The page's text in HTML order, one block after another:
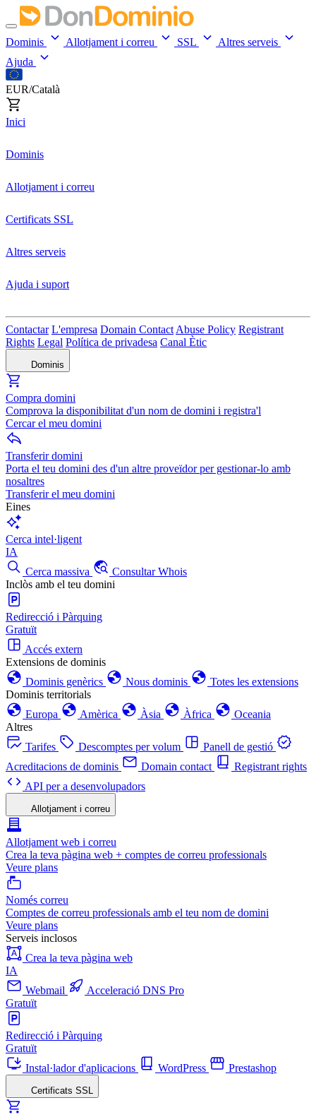
Dominis Allotjament i correu SSL
Altres serveis
Ajuda
EUR/Català
Inici
Dominis
Allotjament i correu
Certificats SSL
Altres serveis
Ajuda i suport
Contactar L'empresa Domain Contact Abuse Policy Registrant
Rights Legal Política de privadesa Canal Ètic
Dominis
Compra domini
Comprova la disponibilitat d'un nom de domini i registra'l
Cercar el meu domini
Transferir domini
Porta el teu domini des d'un altre proveïdor per gestionar-lo amb
nosaltres
Transferir el meu domini
Eines
Cerca intel·ligent
IA
Cerca massiva
Consultar Whois
Inclòs amb el teu domini
Redirecció i Pàrquing
Gratuït
Accés extern
Extensions de dominis
Dominis genèrics
Nous dominis
Totes les extensions
Dominis territorials
Europa
Amèrica Àsia Àfrica
Oceania
Altres
Tarifes
Descomptes per volum
Panell de gestió
Acreditacions de dominis
Domain contact
Registrant rights
API per a desenvolupadors
Allotjament i correu
Allotjament web i correu
Crea la teva pàgina web + comptes de correu professionals
Veure plans
Només correu
Comptes de correu professionals amb el teu nom de domini
Veure plans
Serveis inclosos
Crea la teva pàgina web
IA
Webmail
Acceleració DNS Pro
Gratuït
Redirecció i Pàrquing
Gratuït
Instal·lador d'aplicacions
WordPress Prestashop
Certificats SSL